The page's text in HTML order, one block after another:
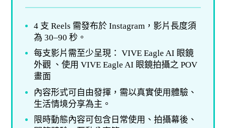
4 支 Reels 需發布於 Instagram，影片長度須
為 30–90 秒。
每支影片需至少呈現： VIVE Eagle AI 眼鏡
外觀 、使用 VIVE Eagle AI 眼鏡拍攝之 POV
畫面
內容形式可自由發揮，需以真實使用體驗、
生活情境分享為主。
限時動態內容可包含日常使用、拍攝幕後、